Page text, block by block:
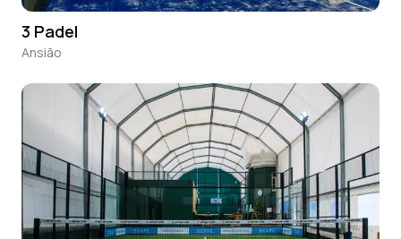
3 Padel
Ansião